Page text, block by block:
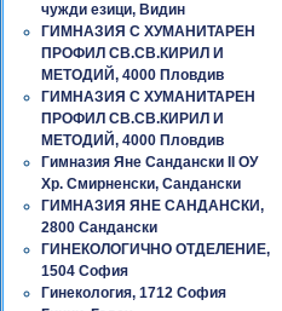
чужди езици, Видин
ГИМНАЗИЯ С ХУМАНИТАРЕН
ПРОФИЛ СВ.СВ.КИРИЛ И
МЕТОДИЙ, 4000 Пловдив
ГИМНАЗИЯ С ХУМАНИТАРЕН
ПРОФИЛ СВ.СВ.КИРИЛ И
МЕТОДИЙ, 4000 Пловдив
Гимназия Яне Сандански II ОУ
Хр. Смирненски, Сандански
ГИМНАЗИЯ ЯНЕ САНДАНСКИ,
2800 Сандански
ГИНЕКОЛОГИЧНО ОТДЕЛЕНИЕ,
1504 София
Гинекология, 1712 София